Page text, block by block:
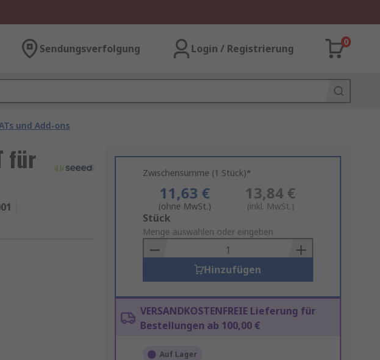
Sendungsverfolgung Login / Registrierung
0
und Add-ons
für Zwischensumme (1 Stück)*
11,63 €
(ohne MwSt.)
13,84 €
(inkl. MwSt.)
Add
to
Basket
Stück
Menge auswählen oder eingeben
Hinzufügen
VERSANDKOSTENFREIE Lieferung für
Bestellungen ab 100,00 €
Auf Lager